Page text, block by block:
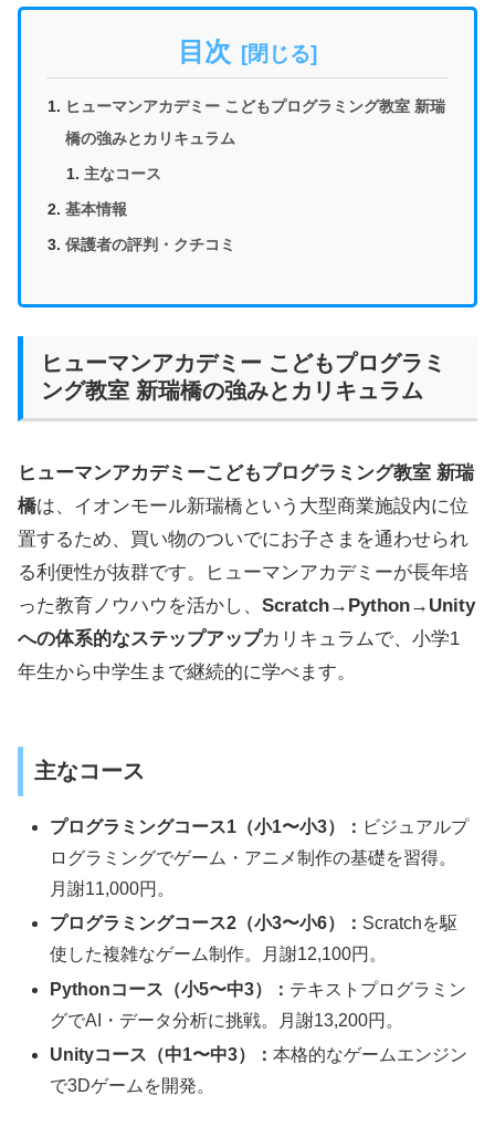
目次
ヒューマンアカデミー こどもプログラミング教室 新瑞
橋の強みとカリキュラム
主なコース
基本情報
保護者の評判・クチコミ
ヒューマンアカデミー こどもプログラミ
ング教室 新瑞橋の強みとカリキュラム
ヒューマンアカデミーこどもプログラミング教室 新瑞
橋は、イオンモール新瑞橋という大型商業施設内に位
置するため、買い物のついでにお子さまを通わせられ
る利便性が抜群です。ヒューマンアカデミーが長年培
った教育ノウハウを活かし、 Scratch→Python→Unity
への体系的なステップアップカリキュラムで、小学1
年生から中学生まで継続的に学べます。
主なコース
プログラミングコース1（小1〜小3）： ビジュアルプ
ログラミングでゲーム・アニメ制作の基礎を習得。
月謝11,000円。
プログラミングコース2（小3〜小6）： Scratchを駆
使した複雑なゲーム制作。月謝12,100円。
Pythonコース（小5〜中3）： テキストプログラミン
グでAI・データ分析に挑戦。月謝13,200円。
Unityコース（中1〜中3）：本格的なゲームエンジン
で3Dゲームを開発。